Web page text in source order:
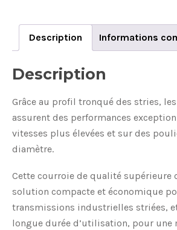
Description Informations
Description
Grâce au profil tronqué des stries,
assurent des performances
vitesses plus élevées et sur des
diamètre.
Cette courroie de qualité supérieure
solution compacte et économique
transmissions industrielles striées,
longue durée d’utilisation, pour